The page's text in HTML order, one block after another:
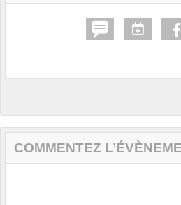
COMMENTEZ